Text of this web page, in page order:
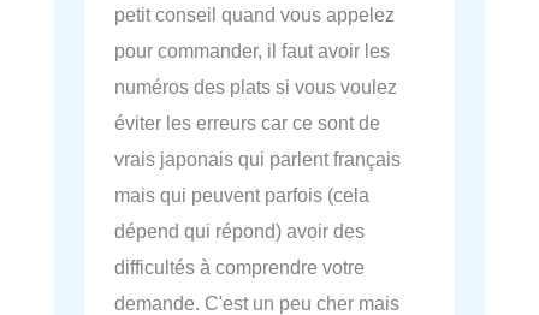
petit conseil quand vous appelez
pour commander, il faut avoir les
numéros des plats si vous voulez
éviter les erreurs car ce sont de
vrais japonais qui parlent français
mais qui peuvent parfois (cela
dépend qui répond) avoir des
difficultés à comprendre votre
demande. C'est un peu cher mais